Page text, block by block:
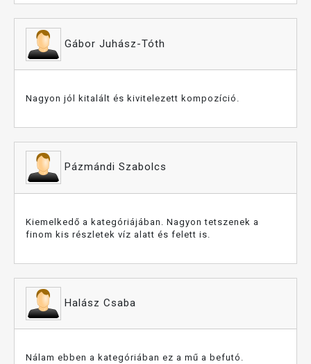
Gábor Juhász-Tóth
Nagyon jól kitalált és kivitelezett kompozíció.
Pázmándi Szabolcs
Kiemelkedő a kategóriájában. Nagyon tetszenek a
finom kis részletek víz alatt és felett is.
Halász Csaba
Nálam ebben a kategóriában ez a mű a befutó.